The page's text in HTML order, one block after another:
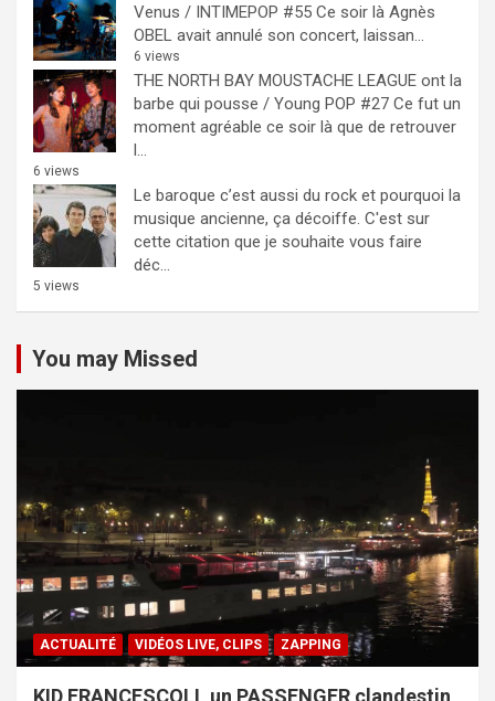
Venus / INTIMEPOP #55 Ce soir là Agnès
OBEL avait annulé son concert, laissan...
6 views
THE NORTH BAY MOUSTACHE LEAGUE ont la
barbe qui pousse / Young POP #27 Ce fut un
moment agréable ce soir là que de retrouver
l...
6 views
Le baroque c’est aussi du rock et pourquoi la
musique ancienne, ça décoiffe. C'est sur
cette citation que je souhaite vous faire
déc...
5 views
You may Missed
ACTUALITÉ VIDÉOS LIVE, CLIPS ZAPPING
KID FRANCESCOLI, un PASSENGER clandestin